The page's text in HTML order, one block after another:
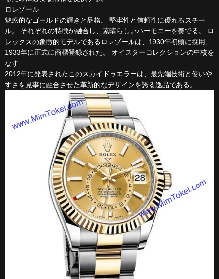
ロレゾール
魅惑的なゴールドの輝きと品格。 堅牢性と信頼性に優れるスチー
ル。 それぞれの特徴が融合し、素晴らしいハーモニーを奏でる。 ロ
レックスの象徴的モデルであるロレゾールは、1930年初頭に採用、
1933年に正式に商標登録された。 オイスターコレクションの中核を
なす
2012年に発表されたこのスカイドゥエラーは、最先端技術と使いや
すさを見事に融合させた革新的なデザインを誇る逸品である。